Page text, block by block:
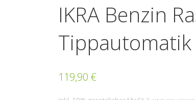
IKRA Benzin
119,90 €